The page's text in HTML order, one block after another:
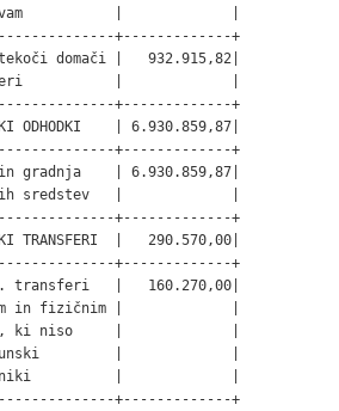
|             |
+-------------+
domači |   932.915,82|
|             |
+-------------+
ODHODKI    | 6.930.859,87|
+-------------+
gradnja    | 6.930.859,87|
sredstev   |             |
+-------------+
TRANSFERI  |   290.570,00|
+-------------+
|   160.270,00|
in fizičnim |             |
ki niso     |             |
|             |
|             |
+-------------+